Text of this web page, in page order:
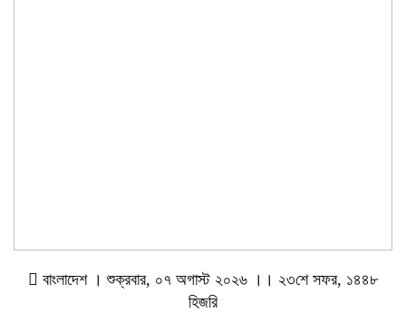
বাংলাদেশ । শুক্রবার, ০৭ অগাস্ট ২০২৬ ।। ২৩শে সফর, ১৪৪৮
হিজরি